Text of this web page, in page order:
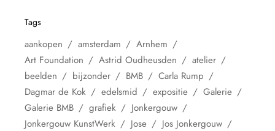
Tags
aankopen amsterdam
Arnhem
Art Foundation
Astrid Oudheusden
atelier
beelden
bijzonder BMB
Carla Rump
Dagmar de Kok
edelsmid expositie
Galerie
Galerie BMB
grafiek
Jonkergouw
Jonkergouw KunstWerk
Jose
Jos Jonkergouw